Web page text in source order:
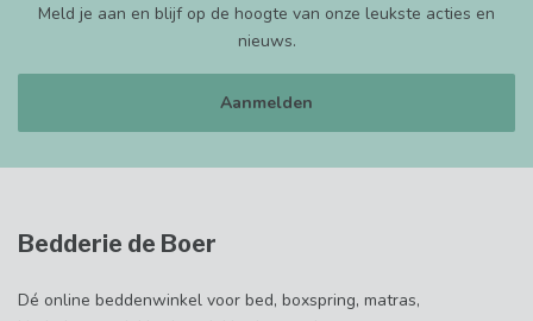
Meld je aan en blijf op de hoogte van onze leukste acties en
nieuws.
Aanmelden
Bedderie de Boer
Dé online beddenwinkel voor bed, boxspring, matras,